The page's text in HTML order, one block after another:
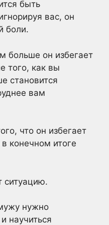
быть
вас, он
боли.
больше он избегает
того, как вы
становится
вам
что он избегает
конечном итоге
ситуацию.
нужно
научиться